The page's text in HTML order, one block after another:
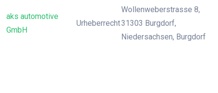
aks automotive
GmbH
Urheberrecht
Wollenweberstrasse 8,
31303 Burgdorf,
Niedersachsen, Burgdorf